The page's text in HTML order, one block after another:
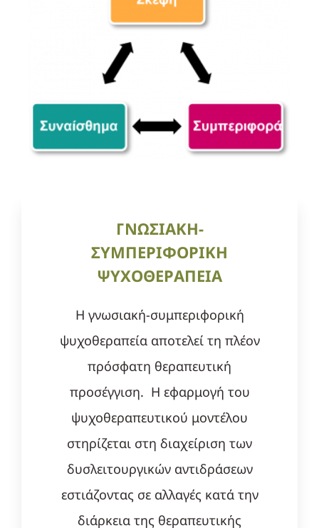
ΓΝΩΣΙΑΚΗ-
ΣΥΜΠΕΡΙΦΟΡΙΚΗ
ΨΥΧΟΘΕΡΑΠΕΙΑ
Η γνωσιακή-συμπεριφορική
ψυχοθεραπεία αποτελεί τη πλέον
πρόσφατη θεραπευτική
προσέγγιση. Η εφαρμογή του
ψυχοθεραπευτικού μοντέλου
στηρίζεται στη διαχείριση των
δυσλειτουργικών αντιδράσεων
εστιάζοντας σε αλλαγές κατά την
διάρκεια της θεραπευτικής